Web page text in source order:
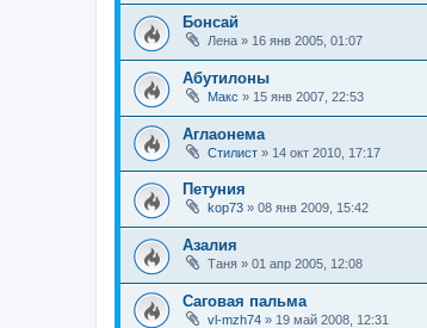
Бонсай
Лена » 16 янв 2005, 01:07
Абутилоны
Макс » 15 янв 2007, 22:53
Аглаонема
Стилист » 14 окт 2010, 17:17
Петуния
kop73 » 08 янв 2009, 15:42
Азалия
Таня » 01 апр 2005, 12:08
Саговая пальма
vl-mzh74 » 19 май 2008, 12:31